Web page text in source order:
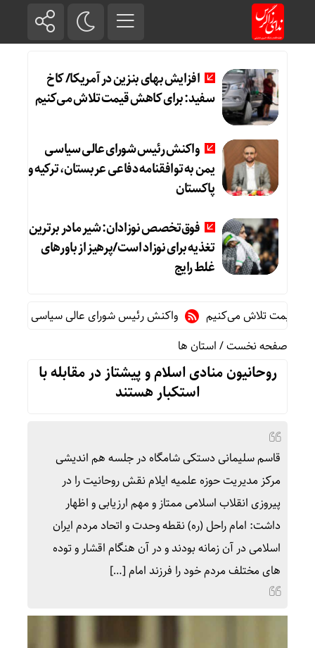
افزایش بهای بنزین در آمریکا/ کاخ
سفید: برای کاهش قیمت تلاش می‌کنیم
واکنش رئیس شورای عالی سیاسی
یمن به توافقنامه دفاعی عربستان، ترکیه و
پاکستان
فوق‌تخصص نوزادان: شیر مادر برترین
تغذیه برای نوزاد است/پرهیز از باورهای
غلط رایج
تلاش می‌کنیم
واکنش رئیس شورای عالی سیاسی یمن به
صفحه نخست/استان ها
روحانیون منادی اسلام و پیشتاز در مقابله با
استکبار هستند
قاسم سلیمانی دستکی شامگاه در جلسه هم اندیشی
مرکز مدیریت حوزه علمیه ایلام نقش روحانیت را در
پیروزی انقلاب اسلامی ممتاز و مهم ارزیابی و اظهار
داشت: امام راحل (ره) نقطه وحدت و اتحاد مردم ایران
اسلامی در آن زمانه بودند و در آن هنگام اقشار و توده
های مختلف مردم خود را فرزند امام […]